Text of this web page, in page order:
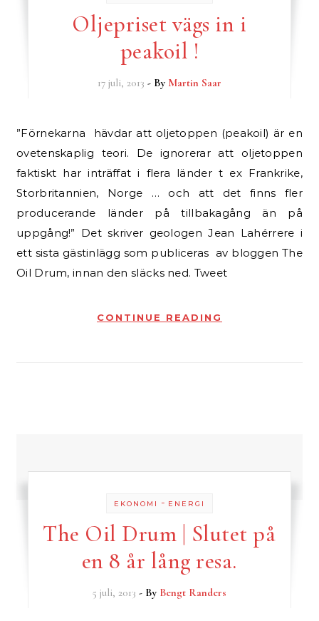
Oljepriset vägs in i
peakoil !
17 juli, 2013 - By Martin Saar
”Förnekarna hävdar att oljetoppen (peakoil) är en
ovetenskaplig teori. De ignorerar att oljetoppen
faktiskt har inträffat i flera länder t ex Frankrike,
Storbritannien, Norge … och att det finns fler
producerande länder på tillbakagång än på
uppgång!” Det skriver geologen Jean Lahérrere i
ett sista gästinlägg som publiceras av bloggen The
Oil Drum, innan den släcks ned. Tweet
CONTINUE READING
EKONOMI - ENERGI
The Oil Drum | Slutet på
en 8 år lång resa.
5 juli, 2013 - By Bengt Randers